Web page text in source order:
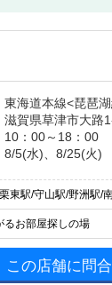
東海道本線<琵琶
滋賀県草津市大
10：00～18：00
8/5(水)、8/25(火)
東駅/守山駅/野洲駅/
るお部屋探しの場
この店舗に問